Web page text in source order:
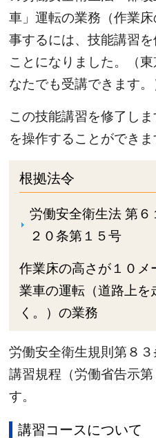
車」運転の業務（作業
事するには、技能講習
ことになりました。（
なたでも受講できます。
この技能講習を修了し
を操作することができま
根拠法令
労働安全衛生法 第
２０条第１５号
作業床の高さが１０メ
業車の運転（道路上を
く。）の業務
労働安全衛生規則第８
講習規程（労働省告示
す。
講習コースについて